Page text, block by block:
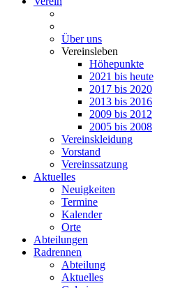
Über uns
Vereinsleben
Höhepunkte
2021 bis heute
2017 bis 2020
2013 bis 2016
2009 bis 2012
2005 bis 2008
Vereinskleidung
Vorstand
Vereinssatzung
Aktuelles
Neuigkeiten
Termine
Kalender
Orte
Abteilungen
Radrennen
Abteilung
Aktuelles